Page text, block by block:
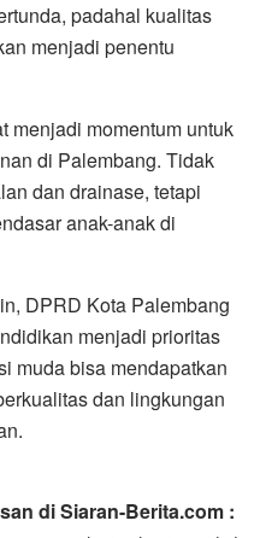
padahal kualitas
menjadi penentu
menjadi momentum untuk
di Palembang. Tidak
dan drainase, tetapi
anak-anak di
DPRD Kota Palembang
menjadi prioritas
muda bisa mendapatkan
dan lingkungan
di Siaran-Berita.com :